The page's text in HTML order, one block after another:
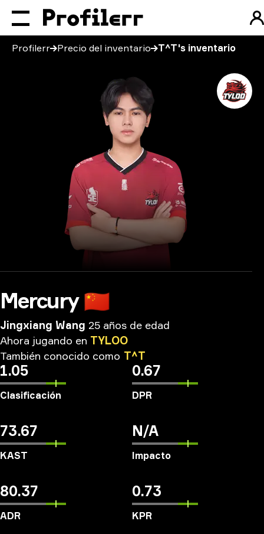
Profilerr Precio del inventario T^T's inventario
Mercury 🇨🇳
Jingxiang Wang 25 años de edad
Ahora jugando en TYLOO
También conocido como T^T
1.05
Clasificación
0.67
DPR
73.67
KAST
N/A
Impacto
80.37
ADR
0.73
KPR